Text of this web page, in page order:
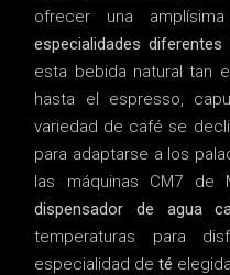
ofrecer una
especialidades
esta bebida natural tan
hasta el espresso,
variedad de café se
para adaptarse a los
las máquinas CM7 de
dispensador de agua
temperaturas para
especialidad deté